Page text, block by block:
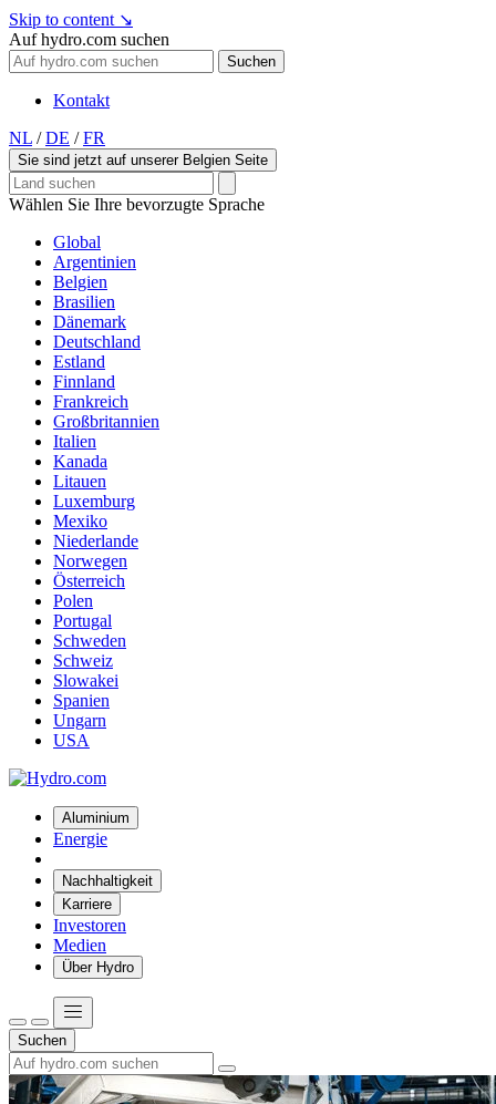
Skip to content ↘
Auf hydro.com suchen
Suchen
Kontakt
NL / DE / FR
Sie sind jetzt auf unserer Belgien Seite
Wählen Sie Ihre bevorzugte Sprache
Global
Argentinien
Belgien
Brasilien
Dänemark
Deutschland
Estland
Finnland
Frankreich
Großbritannien
Italien
Kanada
Litauen
Luxemburg
Mexiko
Niederlande
Norwegen
Österreich
Polen
Portugal
Schweden
Schweiz
Slowakei
Spanien
Ungarn
USA
Aluminium
Energie
Nachhaltigkeit
Karriere
Investoren
Medien
Über Hydro
Suchen